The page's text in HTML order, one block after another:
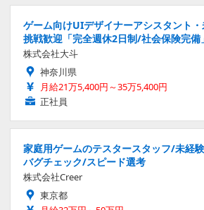
ゲーム向けUIデザイナーアシスタント
挑戦歓迎「完全週休2日制/社会保険完備
株式会社大斗
神奈川県
月給21万5,400円～35万5,400円
正社員
家庭用ゲームのテスタースタッフ/未経
バグチェック/スピード選考
株式会社Creer
東京都